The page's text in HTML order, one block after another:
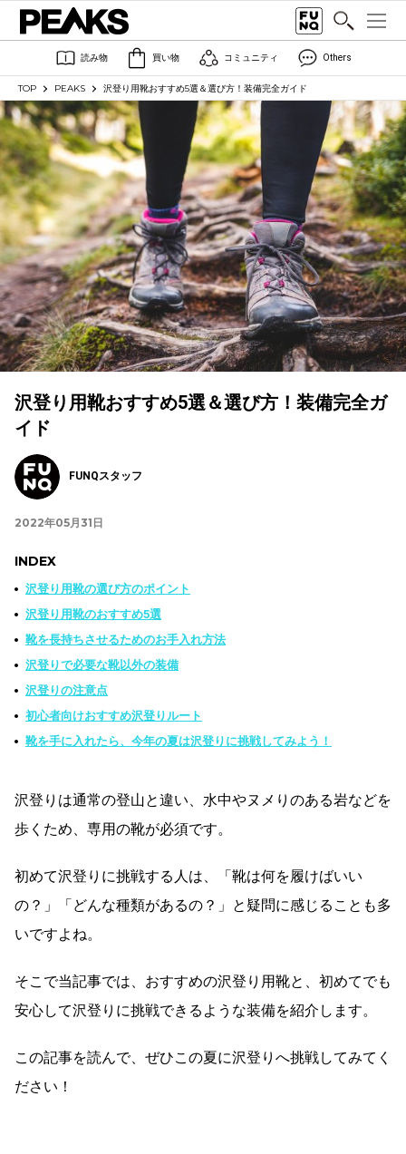
読み物 買い物 コミュニティ Others
TOP PEAKS 沢登り用靴おすすめ5選＆選び方！装備完全ガイド
沢登り用靴おすすめ5選＆選び方！装備完全ガ
イド
FUNQスタッフ
2022年05月31日
INDEX
沢登り用靴の選び方のポイント
沢登り用靴のおすすめ5選
靴を長持ちさせるためのお手入れ方法
沢登りで必要な靴以外の装備
沢登りの注意点
初心者向けおすすめ沢登りルート
靴を手に入れたら、今年の夏は沢登りに挑戦してみよう！
沢登りは通常の登山と違い、水中やヌメりのある岩などを
歩くため、専用の靴が必須です。
初めて沢登りに挑戦する人は、「靴は何を履けばいい
の？」「どんな種類があるの？」と疑問に感じることも多
いですよね。
そこで当記事では、おすすめの沢登り用靴と、初めてでも
安心して沢登りに挑戦できるような装備を紹介します。
この記事を読んで、ぜひこの夏に沢登りへ挑戦してみてく
ださい！